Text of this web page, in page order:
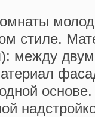
стиле.
между